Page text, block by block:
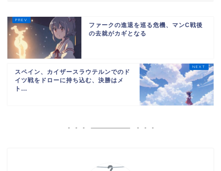
ファークの進退を巡る危機、マンC戦後
の去就がカギとなる
スペイン、カイザースラウテルンでのド
イツ戦をドローに持ち込む、決勝はメ
ト...